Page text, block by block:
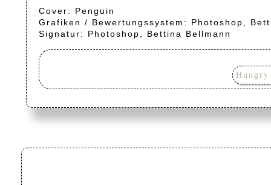
Cover: Penguin
Grafiken / Bewertungssystem: Photoshop,
Signatur: Photoshop, Bettina Bellmann